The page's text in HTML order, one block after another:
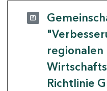
regionalen
Richtlinie